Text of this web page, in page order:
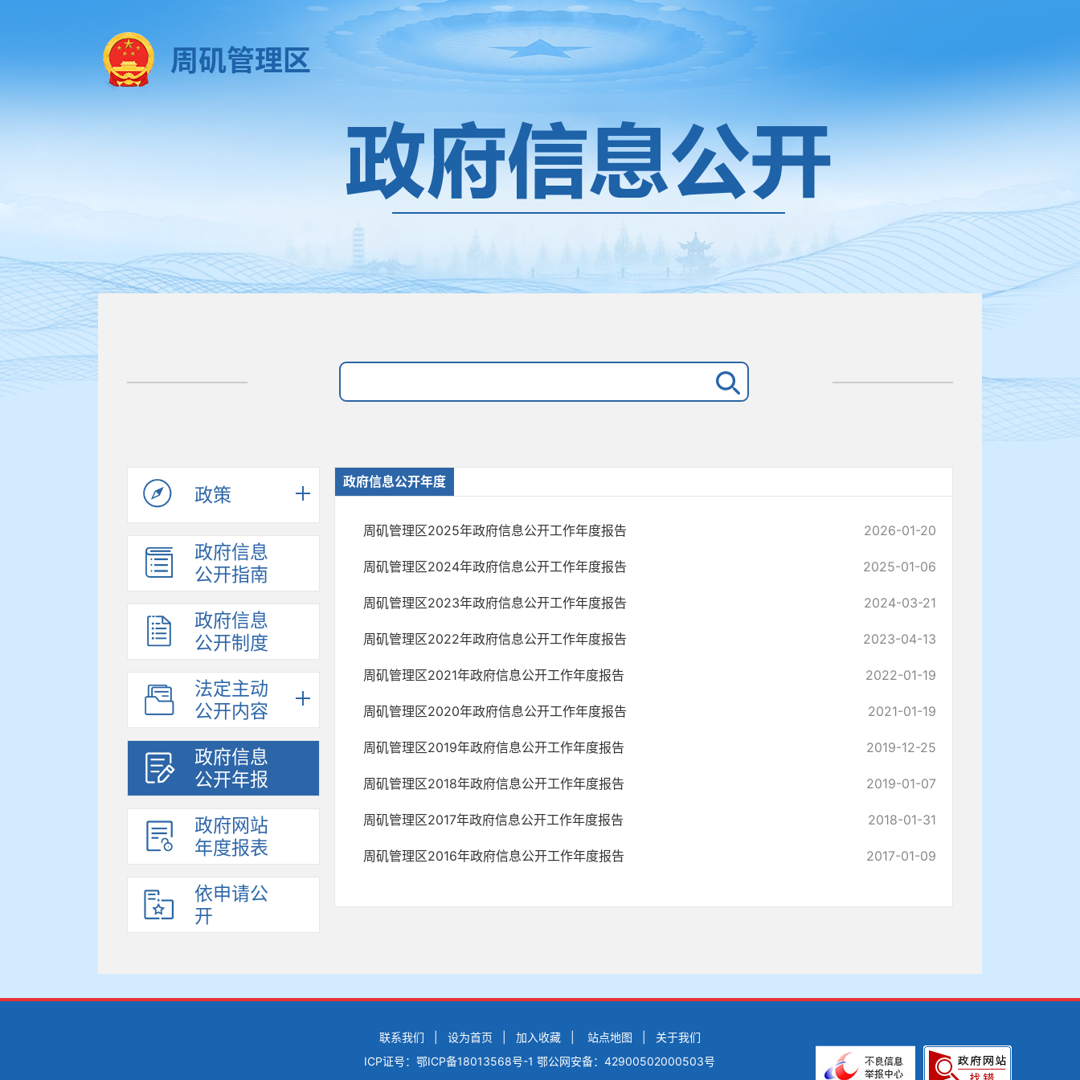
周矶管理区
政策
政府信息
公开指南
政府信息
公开制度
法定主动
公开内容
政府信息
公开年报
政府网站
年度报表
依申请公
开
政府信息公开年度
周矶管理区2025年政府信息公开工作年度报告 2026-01-20
周矶管理区2024年政府信息公开工作年度报告 2025-01-06
周矶管理区2023年政府信息公开工作年度报告 2024-03-21
周矶管理区2022年政府信息公开工作年度报告 2023-04-13
周矶管理区2021年政府信息公开工作年度报告 2022-01-19
周矶管理区2020年政府信息公开工作年度报告 2021-01-19
周矶管理区2019年政府信息公开工作年度报告 2019-12-25
周矶管理区2018年政府信息公开工作年度报告 2019-01-07
周矶管理区2017年政府信息公开工作年度报告 2018-01-31
周矶管理区2016年政府信息公开工作年度报告 2017-01-09
联系我们 设为首页 加入收藏 站点地图
关于我们
ICP证号：鄂ICP备18013568号-1鄂公网安备：42900502000503号